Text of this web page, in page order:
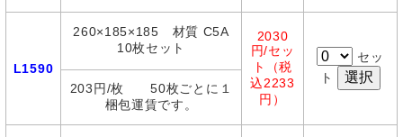
L1590
260×185×185 材質 C5A
10枚セット
2030
円/セッ
ト（税
込2233
円）
セッ
ト
203円/枚 50枚ごとに１
梱包運賃です。